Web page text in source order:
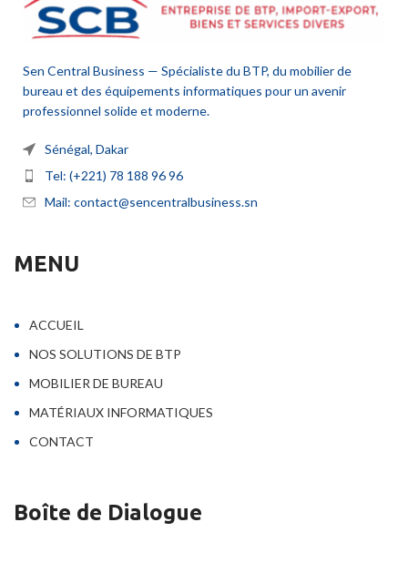
Sen Central Business — Spécialiste du BTP, du mobilier de
bureau et des équipements informatiques pour un avenir
professionnel solide et moderne.
Sénégal, Dakar
Tel: (+221) 78 188 96 96
Mail: contact@sencentralbusiness.sn
MENU
ACCUEIL
NOS SOLUTIONS DE BTP
MOBILIER DE BUREAU
MATÉRIAUX INFORMATIQUES
CONTACT
Boîte de Dialogue